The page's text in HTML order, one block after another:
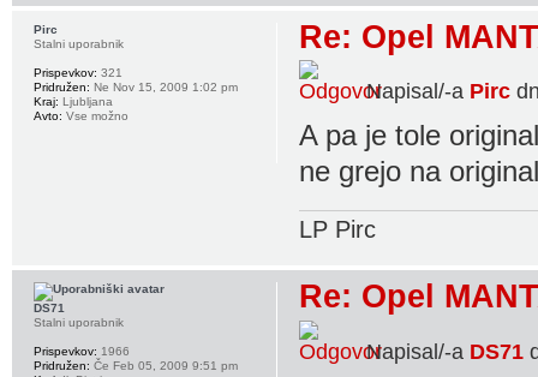
Re: Opel
Napisal/-a Pirc
A pa je tole
ne grejo na
LP Pirc
Pirc
Stalni uporabnik
Prispevkov: 321
Pridružen: Ne Nov 15, 2009 1:02 pm
Kraj: Ljubljana
Avto: Vse možno
Re: Opel
Napisal/-a DS71
DS71
Stalni uporabnik
Prispevkov: 1966
Pridružen: Če Feb 05, 2009 9:51 pm